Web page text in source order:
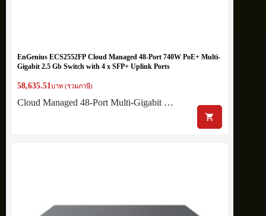
EnGenius ECS2552FP Cloud Managed 48-Port 740W PoE+ Multi-
Gigabit 2.5 Gb Switch with 4 x SFP+ Uplink Ports
58,635.51บาท (รวมภาษี)
Cloud Managed 48-Port Multi-Gigabit …